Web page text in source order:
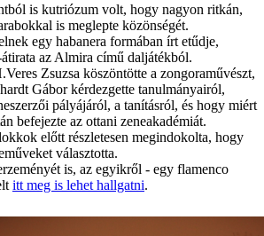
is kutriózum volt, hogy nagyon ritkán,
is meglepte közönségét.
egy habanera formában írt etűdje,
az Almira című daljátékból.
Zsuzsa köszöntötte a zongoraművészt,
Gábor kérdezgette tanulmányairól,
pályájáról, a tanításról, és hogy miért
befejezte az ottani zeneakadémiát.
előtt részletesen megindokolta, hogy
választotta.
is, az egyikről - egy flamenco
itt meg is lehet hallgatni.